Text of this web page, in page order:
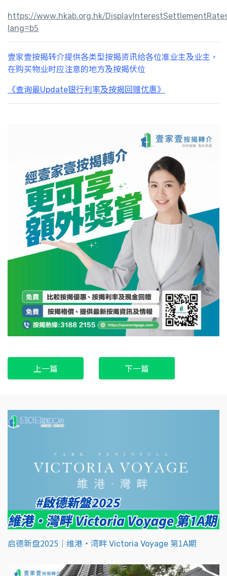
https://www.hkab.org.hk/
lang=b5
壹家壹按揭转介提供各类型按揭资讯给各位准业主及业主，
在购买物业时应注意的地方及按揭伏位
《查询最Update银行利率及按揭回赠优惠》
上一篇 下一篇
启德新盘2025｜维港‧湾畔 Victoria Voyage 第1A期